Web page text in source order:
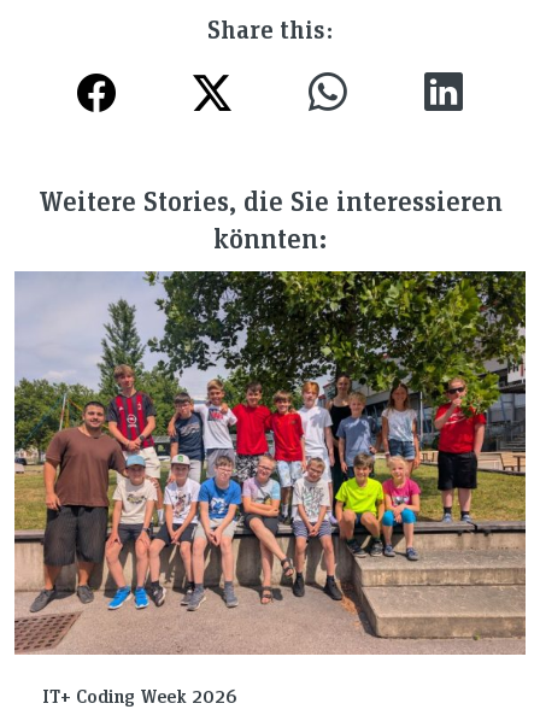
Share this:
Weitere Stories, die Sie interessieren
könnten:
IT+ Coding Week 2026